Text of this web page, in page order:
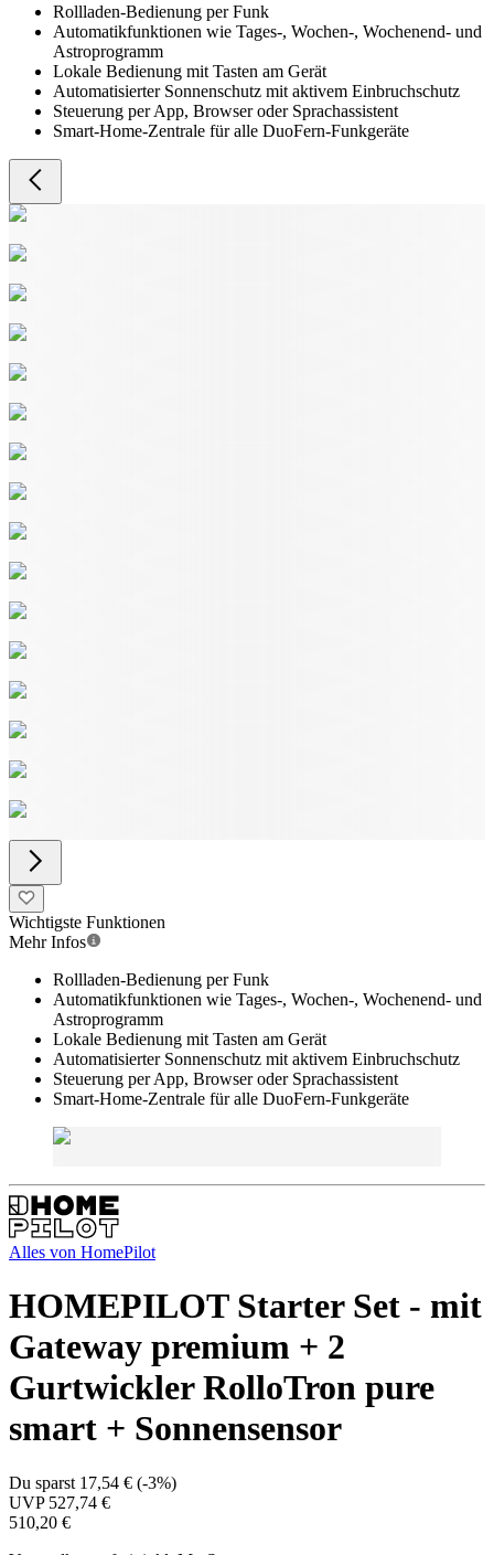
Rollladen-Bedienung per Funk
Automatikfunktionen wie Tages-, Wochen-, Wochenend- und
Astroprogramm
Lokale Bedienung mit Tasten am Gerät
Automatisierter Sonnenschutz mit aktivem Einbruchschutz
Steuerung per App, Browser oder Sprachassistent
Smart-Home-Zentrale für alle DuoFern-Funkgeräte
Wichtigste Funktionen
Mehr Infos
Rollladen-Bedienung per Funk
Automatikfunktionen wie Tages-, Wochen-, Wochenend- und
Astroprogramm
Lokale Bedienung mit Tasten am Gerät
Automatisierter Sonnenschutz mit aktivem Einbruchschutz
Steuerung per App, Browser oder Sprachassistent
Smart-Home-Zentrale für alle DuoFern-Funkgeräte
Alles von HomePilot
HOMEPILOT Starter Set - mit
Gateway premium + 2
Gurtwickler RolloTron pure
smart + Sonnensensor
Du sparst 17,54 € (-3%)
UVP 527,74 €
510,20 €